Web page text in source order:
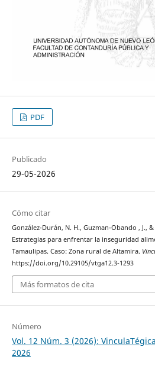
PDF
Publicado
29-05-2026
Cómo citar
González-Durán, N. H., Guzman-Obando , J., &
Estrategias para enfrentar la inseguridad
Tamaulipas. Caso: Zona rural de Altamira.
https://doi.org/10.29105/vtga12.3-1293
Más formatos de cita
Número
Vol. 12 Núm. 3 (2026):
2026